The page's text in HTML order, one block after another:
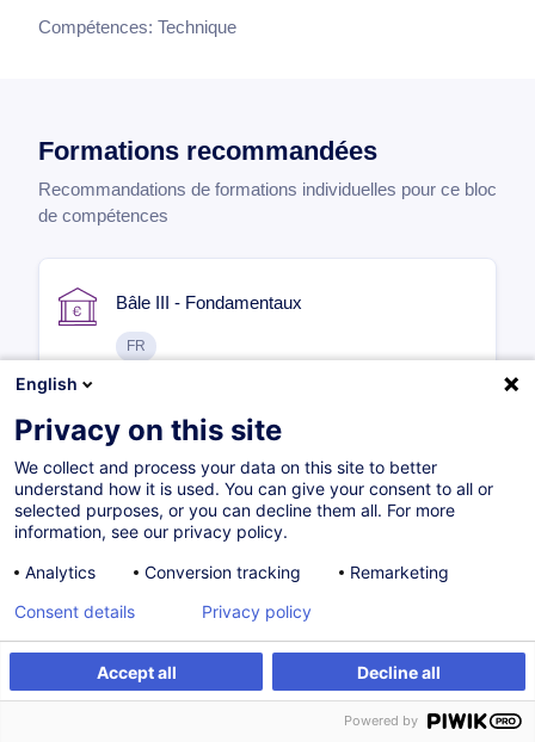
Compétences: Technique
Formations recommandées
Recommandations de formations individuelles pour ce bloc
de compétences
Bâle III - Fondamentaux
FR
Formation présentielle
Formation à distance
Bâle III - Approfondissement
FR
1 500,00EUR
English
Privacy on this site
We collect and process your data on this site to better
understand how it is used. You can give your consent to all or
selected purposes, or you can decline them all. For more
information, see our privacy policy.
Analytics
Conversion tracking Remarketing
Accept all Decline all
Consent details Privacy policy
Powered by